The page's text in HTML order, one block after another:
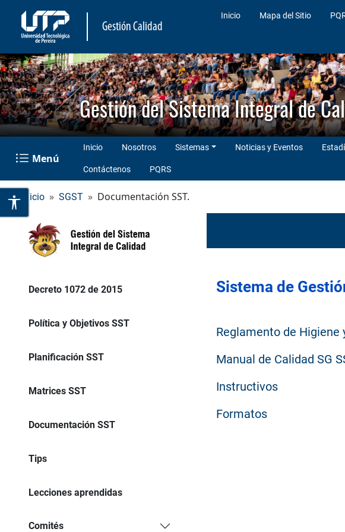
Gestión Calidad
Inicio Mapa del Sitio
Gestión del Sistema Integral de
Menú
Inicio Nosotros Sistemas Noticias y Eventos
Contáctenos PQRS
Inicio SGST Documentación SST.
Decreto 1072 de 2015
Política y Objetivos SST
Planificación SST
Matrices SST
Documentación SST
Tips
Lecciones aprendidas
Comités
Sistema de
Reglamento de Higiene
Manual de Calidad SG
Instructivos
Formatos